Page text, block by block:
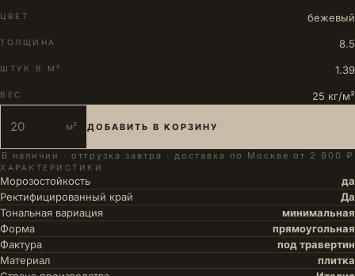
ЦВЕТ бежевый
ТОЛЩИНА 8.5
ШТУК В М² 1.39
ВЕС 25 кг/м²
м² ДОБАВИТЬ В КОРЗИНУ
В наличии · отгрузка завтра · доставка по Москве от 2 900 ₽
ХАРАКТЕРИСТИКИ
Морозостойкость
да
Ректифицированный край
Да
Тональная вариация
минимальная
Форма
прямоугольная
Фактура
под травертин
Материал
плитка